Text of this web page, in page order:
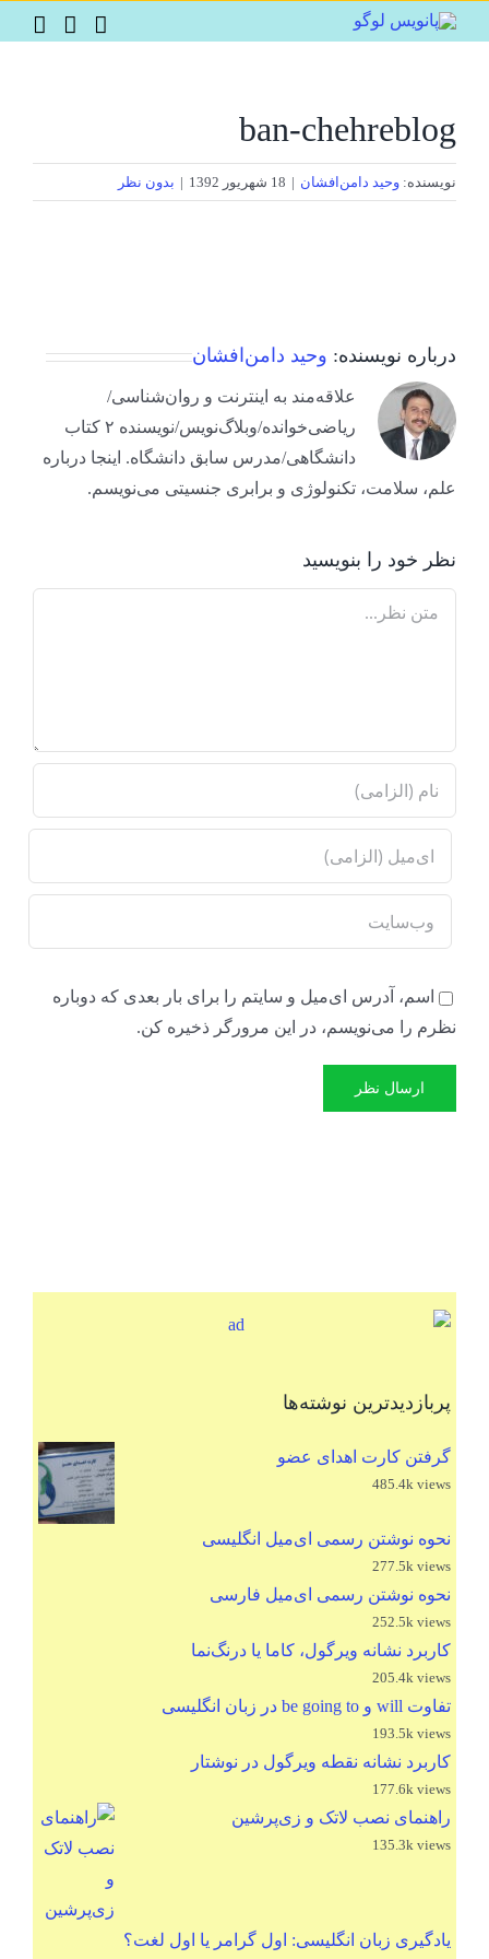
to
ban-chehreblog
نویسنده: وحید دامن‌افشان | 18 شهریور 1392 | بدون نظر
درباره نویسنده: وحید دامن‌افشان
علاقه‌مند به اینترنت و روان‌شناسی/
ریاضی‌خوانده/وبلاگ‌نویس/نویسنده ۲ کتاب
دانشگاهی/مدرس سابق دانشگاه. اینجا درباره
علم، سلامت، تکنولوژی و برابری جنسیتی می‌نویسم.
نظر خود را بنویسید
Comment
اسم، آدرس ای‌میل و سایتم را برای بار بعدی که دوباره
نظرم را می‌نویسم، در این مرورگر ذخیره کن.
پربازدیدترین نوشته‌ها
گرفتن کارت اهدای عضو
485.4k views
نحوه نوشتن رسمی ای‌میل انگلیسی
277.5k views
نحوه نوشتن رسمی ای‌میل فارسی
252.5k views
کاربرد نشانه ویرگول، کاما یا درنگ‌نما
205.4k views
تفاوت will و be going to در زبان انگلیسی
193.5k views
کاربرد نشانه نقطه ویرگول در نوشتار
177.6k views
راهنمای نصب لاتک و زی‌پرشین
135.3k views
یادگیری زبان انگلیسی: اول گرامر یا اول لغت؟